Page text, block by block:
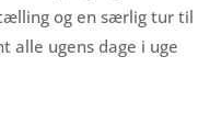
og en særlig tur til
alle ugens dage i uge